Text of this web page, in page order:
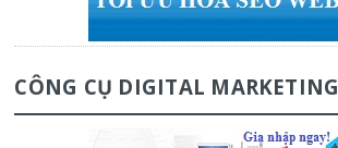
CÔNG CỤ DIGITAL MARKETING